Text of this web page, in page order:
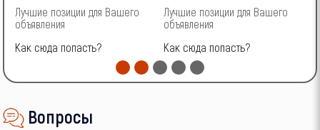
Лучшие позиции для Вашего
объявления
Как сюда попасть?
Лучшие позиции для Вашего
объявления
Как сюда попасть?
Вопросы